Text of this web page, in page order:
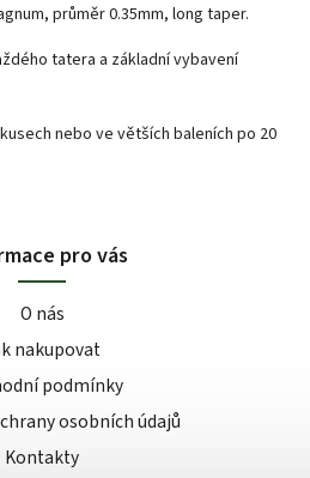
průměr 0.35mm, long taper.
tatera a základní vybavení
nebo ve větších baleních po 20
pro vás
O nás
nakupovat
podmínky
osobních údajů
Kontakty